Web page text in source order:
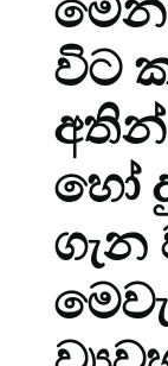
විට
අතින්
හෝ
ගැන